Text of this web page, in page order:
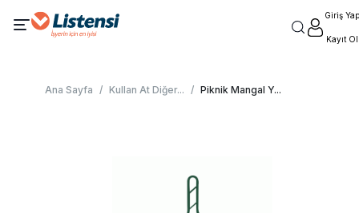
Giriş Yap
Kayıt Ol
Ana Sayfa / Kullan At Diğer... / Piknik Mangal Y...